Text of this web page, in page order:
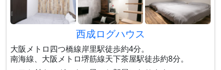
西成ログハウス
大阪メトロ四つ橋線岸里駅徒歩約4分。
南海線、大阪メトロ堺筋線天下茶屋駅徒歩約8分。